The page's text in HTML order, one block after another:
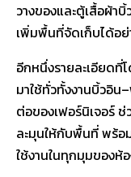
วางของและตู้เสื้อผ้าบิ้
เพิ่มพื้นที่จัดเก็บได้อ
อีกหนึ่งรายละเอียดที่
มาใช้ทั่วทั้งงานบิ้วอิน
ต่อของเฟอร์นิเจอร์
ละมุนให้กับพื้นที่ พร้อ
ใช้งานในทุกมุมของห้